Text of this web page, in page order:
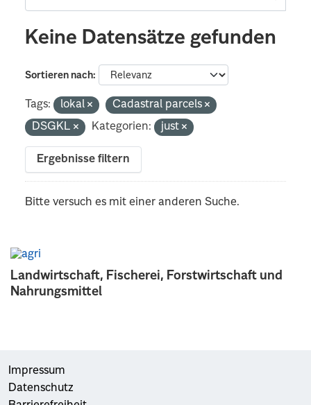
Landwirtschaft, Fischerei, Forstwirtschaft und
Nahrungsmittel
Keine Datensätze gefunden
Sortieren nach
Tags: lokal
Cadastral parcels
DSGKL
Kategorien: just
Ergebnisse filtern
Bitte versuch es mit einer anderen Suche.
Impressum
Datenschutz